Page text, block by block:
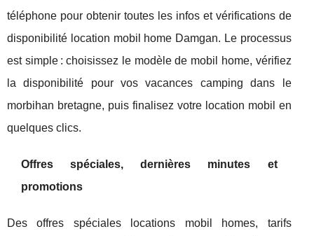
téléphone pour obtenir toutes les infos et vérifications de
disponibilité location mobil home Damgan. Le processus
est simple : choisissez le modèle de mobil home, vérifiez
la disponibilité pour vos vacances camping dans le
morbihan bretagne, puis finalisez votre location mobil en
quelques clics.
Offres spéciales, dernières minutes et
promotions
Des offres spéciales locations mobil homes, tarifs